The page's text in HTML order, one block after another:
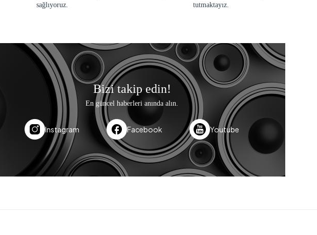
sağlıyoruz.
tutmaktayız.
Bizi takip edin!
En güncel haberleri anında alın.
Instagram Facebook Youtube